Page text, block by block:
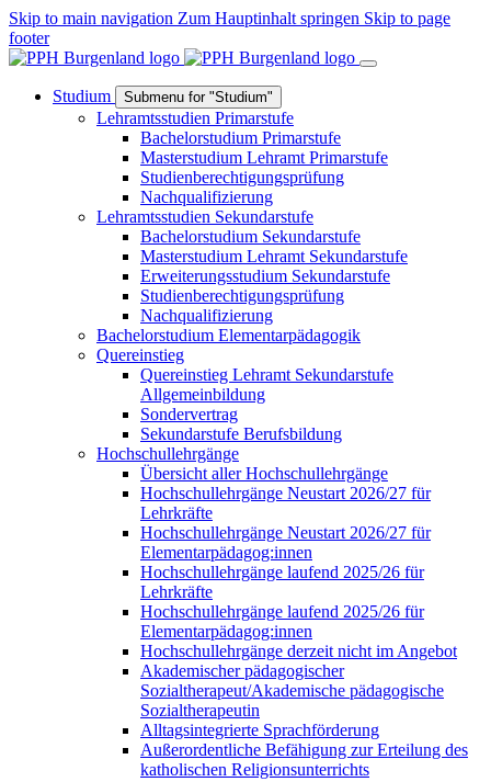
Skip to main navigation Zum Hauptinhalt springen Skip to page
footer
Studium Submenu for "Studium"
Lehramtsstudien Primarstufe
Bachelorstudium Primarstufe
Masterstudium Lehramt Primarstufe
Studienberechtigungsprüfung
Nachqualifizierung
Lehramtsstudien Sekundarstufe
Bachelorstudium Sekundarstufe
Masterstudium Lehramt Sekundarstufe
Erweiterungsstudium Sekundarstufe
Studienberechtigungsprüfung
Nachqualifizierung
Bachelorstudium Elementarpädagogik
Quereinstieg
Quereinstieg Lehramt Sekundarstufe
Allgemeinbildung
Sondervertrag
Sekundarstufe Berufsbildung
Hochschullehrgänge
Übersicht aller Hochschullehrgänge
Hochschullehrgänge Neustart 2026/27 für
Lehrkräfte
Hochschullehrgänge Neustart 2026/27 für
Elementarpädagog:innen
Hochschullehrgänge laufend 2025/26 für
Lehrkräfte
Hochschullehrgänge laufend 2025/26 für
Elementarpädagog:innen
Hochschullehrgänge derzeit nicht im Angebot
Akademischer pädagogischer
Sozialtherapeut/Akademische pädagogische
Sozialtherapeutin
Alltagsintegrierte Sprachförderung
Außerordentliche Befähigung zur Erteilung des
katholischen Religionsunterrichts